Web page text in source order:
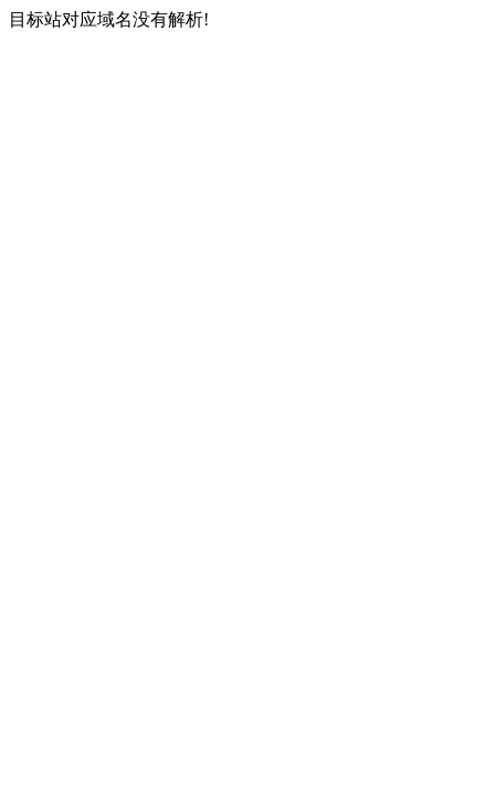
目标站对应域名没有解析!